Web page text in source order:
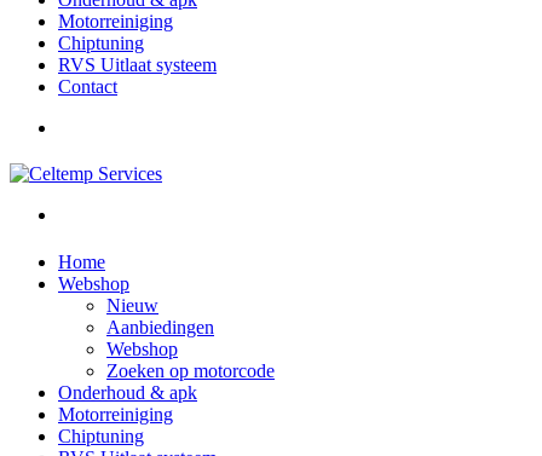
Motorreiniging
Chiptuning
RVS Uitlaat systeem
Contact
Home
Webshop
Nieuw
Aanbiedingen
Webshop
Zoeken op motorcode
Onderhoud & apk
Motorreiniging
Chiptuning